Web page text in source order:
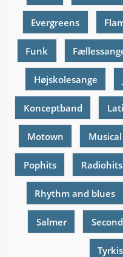
Evergreens
Funk
Højskolesange
Konceptband
Motown Musical
Pophits Radiohits
Rhythm and blues
Salmer